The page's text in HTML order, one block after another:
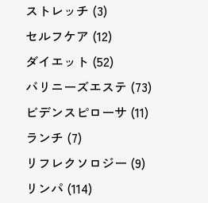
ストレッチ (3)
セルフケア (12)
ダイエット (52)
バリニーズエステ (73)
ビデンスピローサ (11)
ランチ (7)
リフレクソロジー (9)
リンパ (114)